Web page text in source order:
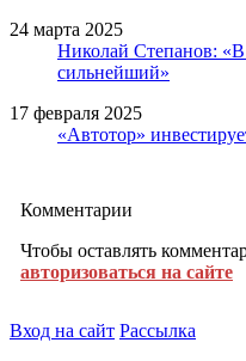
24 марта 2025
Николай Степанов:
сильнейший»
17 февраля 2025
«Автотор»
Комментарии
Чтобы оставлять
авторизоваться на сайте
Вход на сайт Рассылка